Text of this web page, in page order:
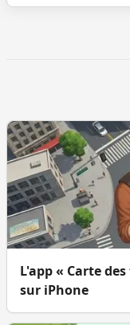
L'app « Carte
sur iPhone